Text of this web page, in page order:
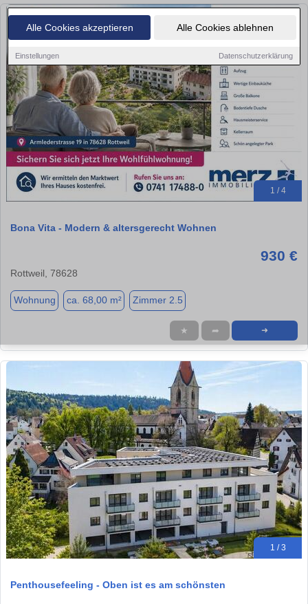
Alle Cookies akzeptieren Alle Cookies ablehnen
Einstellungen Datenschutzerklärung
1 / 4
Bona Vita - Modern & altersgerecht Wohnen
930 €
Rottweil, 78628
Wohnung ca. 68,00 m² Zimmer 2.5
★ ➦ ➜
1 / 3
Penthousefeeling - Oben ist es am schönsten